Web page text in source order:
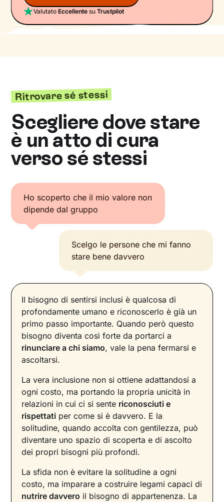
ValutatoEccellente suTrustpilot
Ritrovare sé stessi
Scegliere dove stare
è un atto di cura
verso sé stessi
Ho scoperto che il mio valore non
dipende dal gruppo
Scelgo le persone che mi fanno
stare bene davvero
Il bisogno di sentirsi inclusi è qualcosa di
profondamente umano e riconoscerlo è già un
primo passo importante. Quando però questo
bisogno diventa così forte da portarci a
rinunciare a chi siamo, vale la pena fermarsi e
ascoltarsi.
La vera inclusione non si ottiene adattandosi a
ogni costo, ma portando la propria unicità in
relazioni in cui ci si sente riconosciuti e
rispettati per come si è davvero. E la
solitudine, quando accolta con gentilezza, può
diventare uno spazio di scoperta e di ascolto
dei propri bisogni più profondi.
La sfida non è evitare la solitudine a ogni
costo, ma imparare a costruire legami capaci di
nutrire davvero il bisogno di appartenenza. La